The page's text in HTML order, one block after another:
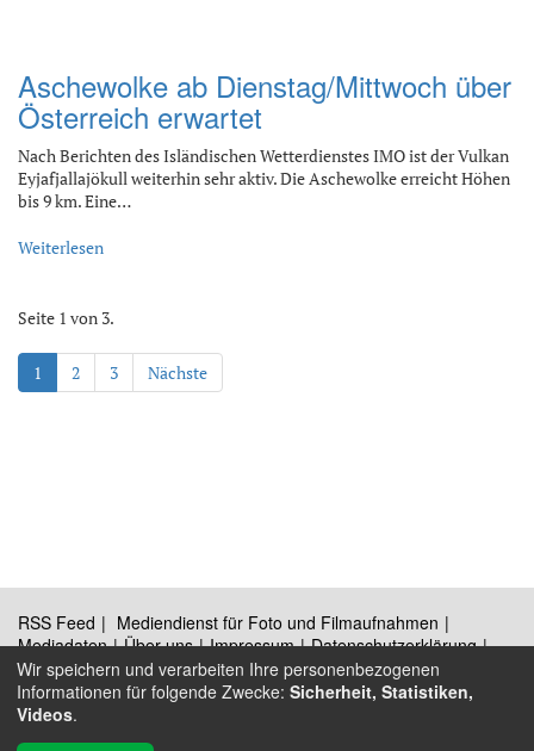
Aschewolke ab Dienstag/Mittwoch über
Österreich erwartet
Nach Berichten des Isländischen Wetterdienstes IMO ist der Vulkan
Eyjafjallajökull weiterhin sehr aktiv. Die Aschewolke erreicht Höhen
bis 9 km. Eine…
Weiterlesen
Seite 1 von 3.
1 2 3 Nächste
RSS Feed
Mediendienst für Foto und Filmaufnahmen
Mediadaten
Über uns Impressum
Datenschutzerklärung
Kontakt
Wir speichern und verarbeiten Ihre personenbezogenen
Informationen für folgende Zwecke: Sicherheit, Statistiken,
Videos.